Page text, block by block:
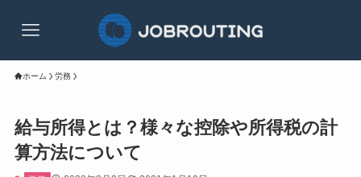
ホーム 労務
給与所得とは？様々な控除や所得税の計
算方法について